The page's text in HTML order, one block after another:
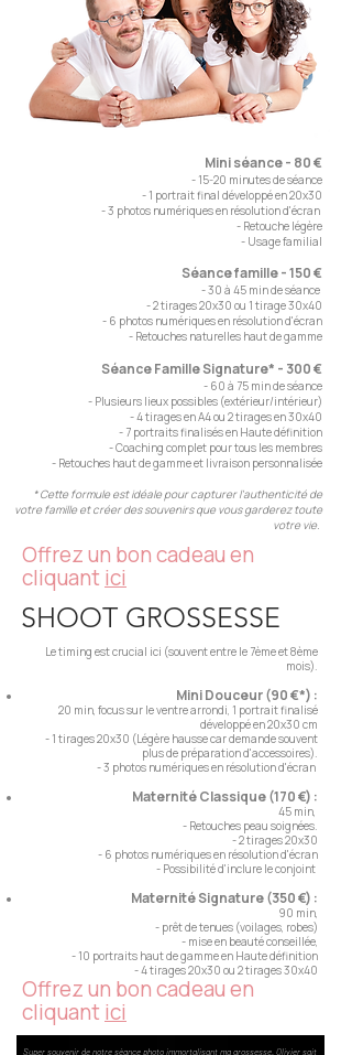
Mini séance - 80 €
- 15-20 minutes de séance
- 1 portrait final développé en 20x30
- 3 photos numériques en résolution d'écran
- Retouche légère
- Usage familial
Séance famille - 150 €
- 30 à 45 min de séance
- 2 tirages 20x30 ou 1 tirage 30x40
- 6 photos numériques en résolution d'écran
- Retouches naturelles haut de gamme
Séance Famille Signature* - 300 €
- 60 à 75 min de séance
- Plusieurs lieux possibles (extérieur/intérieur)
- 4 tirages en A4 ou 2 tirages en 30x40
- 7 portraits finalisés en Haute définition
- Coaching complet pour tous les membres
- Retouches haut de gamme et livraison personnalisée
* Cette formule est idéale pour capturer l'authenticité de
votre famille et créer des souvenirs que vous garderez toute
votre vie.
Offrez un bon cadeau en
cliquant ici
SHOOT GROSSESSE
Le timing est crucial ici (souvent entre le 7ème et 8ème
mois).
Mini Douceur (90 €*) :
20 min, focus sur le ventre arrondi, 1 portrait finalisé
développé en 20x30 cm
- 1 tirages 20x30 (Légère hausse car demande souvent
plus de préparation d'accessoires).
- 3 photos numériques en résolution d'écran
Maternité Classique (170 €) :
45 min,
- Retouches peau soignées.
- 2 tirages 20x30
- 6 photos numériques en résolution d'écran
- Possibilité d'inclure le conjoint
Maternité Signature (350 €) :
90 min,
- prêt de tenues (voilages, robes)
- mise en beauté conseillée,
- 10 portraits haut de gamme en Haute définition
- 4 tirages 20x30 ou 2 tirages 30x40
Offrez un bon cadeau en
cliquant ici
Super souvenir de notre séance photo immortalisant ma grossesse. Olivier sait